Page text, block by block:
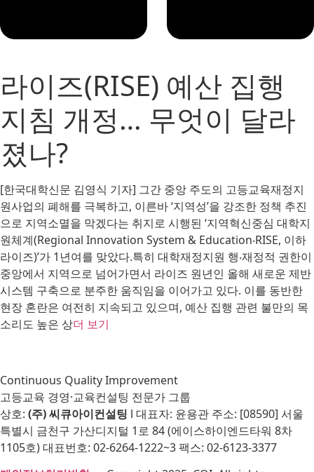
라이즈(RISE) 예산 집행
지침 개정… 무엇이 달라
졌나?
[한국대학신문 김영식 기자] 그간 중앙 주도의 고등교육재정지
원사업의 폐해를 극복하고, 이른바 ‘지역성’을 강조한 정책 추진
으로 지역소멸을 막겠다는 취지로 시행된 ‘지역혁신중심 대학지
원체계(Regional Innovation System & Education‧RISE, 이하
라이즈)’가 1년여를 맞았다.특히 대학재정지원 행‧재정적 권한이
중앙에서 지역으로 넘어가면서 라이즈 원년인 올해 새로운 제반
시스템 구축으로 분주한 움직임을 이어가고 있다. 이를 동반한
현장 혼란은 여전히 지속되고 있으며, 예산 집행 관련 불만의 목
소리도 높은 상더 보기
Continuous Quality Improvement
고등교육 경영·교육컨설팅 전문가 그룹
상호: (주) 씨큐아이컨설팅 l 대표자: 윤용관 주소: [08590] 서울
특별시 금천구 가산디지털 1로 84 (에이스하이엔드타워 8차
1105호) 대표번호: 02-6264-1222~3 팩스: 02-6123-3377